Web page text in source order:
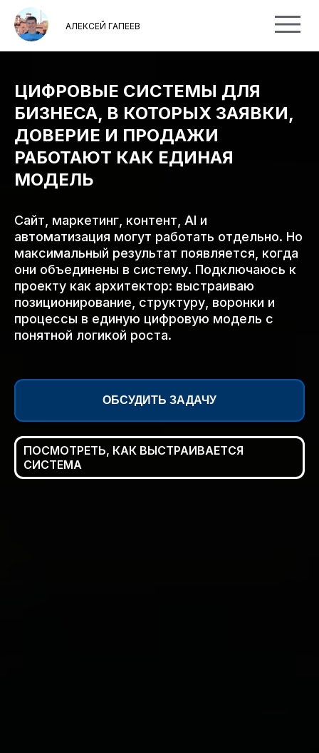
АЛЕКСЕЙ ГАПЕЕВ
ЦИФРОВЫЕ СИСТЕМЫ ДЛЯ
БИЗНЕСА, В КОТОРЫХ ЗАЯВКИ,
ДОВЕРИЕ И ПРОДАЖИ
РАБОТАЮТ КАК ЕДИНАЯ
МОДЕЛЬ
Сайт, маркетинг, контент, AI и
автоматизация могут работать отдельно. Но
максимальный результат появляется, когда
они объединены в систему. Подключаюсь к
проекту как архитектор: выстраиваю
позиционирование, структуру, воронки и
процессы в единую цифровую модель с
понятной логикой роста.
ОБСУДИТЬ ЗАДАЧУ
ПОСМОТРЕТЬ, КАК ВЫСТРАИВАЕТСЯ
СИСТЕМА